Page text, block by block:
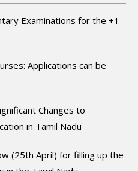
Examinations for the +1
Applications can be
Changes to
in Tamil Nadu
(25th April) for filling up the